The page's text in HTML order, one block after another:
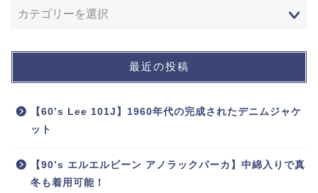
最近の投稿
【60’s Lee 101J】1960年代の完成されたデニムジャケ
ット
【90’s エルエルビーン アノラックパーカ】中綿入りで真
冬も着用可能！